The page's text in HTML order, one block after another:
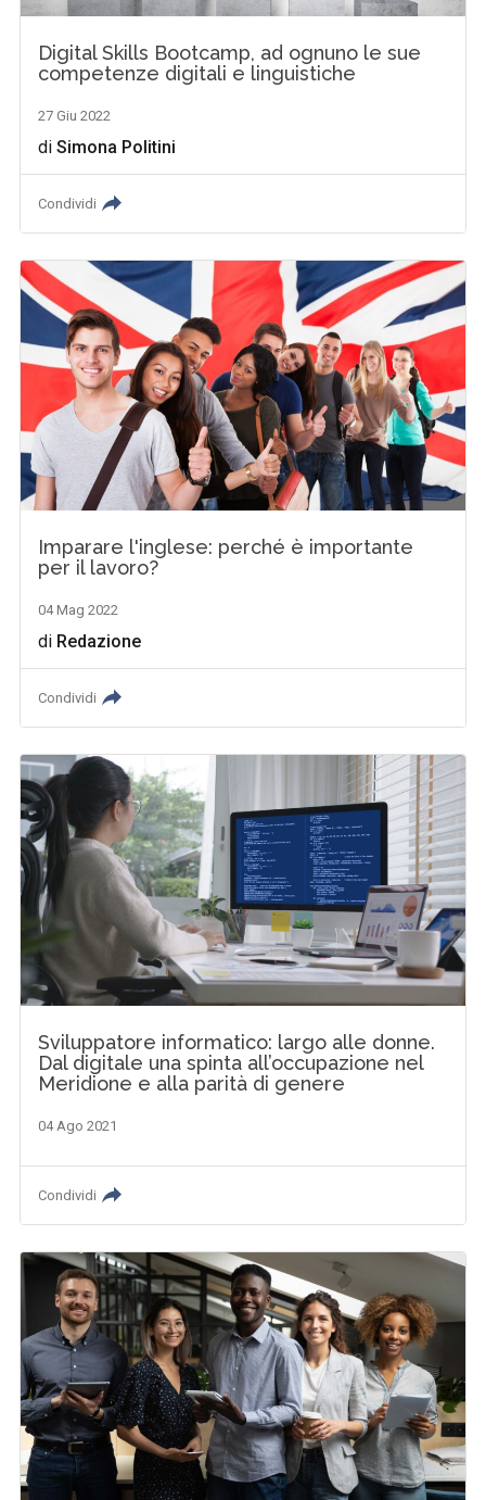
Digital Skills Bootcamp, ad ognuno le sue
competenze digitali e linguistiche
27 Giu 2022
diSimona Politini
Condividi
Imparare l'inglese: perché è importante
per il lavoro?
04 Mag 2022
di Redazione
Condividi
Sviluppatore informatico: largo alle donne.
Dal digitale una spinta all’occupazione nel
Meridione e alla parità di genere
04 Ago 2021
Condividi